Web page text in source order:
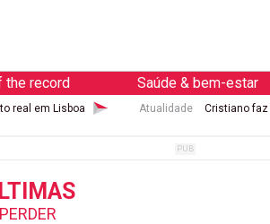
the record Saúde & bem-estar
real em Lisboa Atualidade Cristiano